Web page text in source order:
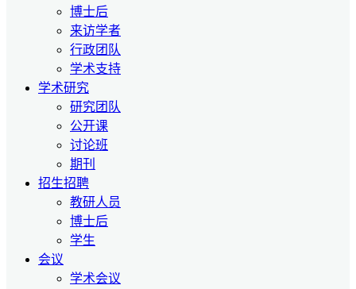
博士后
来访学者
行政团队
学术支持
学术研究
研究团队
公开课
讨论班
期刊
招生招聘
教研人员
博士后
学生
会议
学术会议